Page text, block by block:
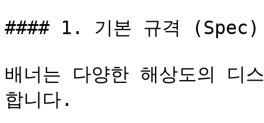
#### 1. 기본 규격 (Spec)
배너는 다양한 해상도의 디
합니다.